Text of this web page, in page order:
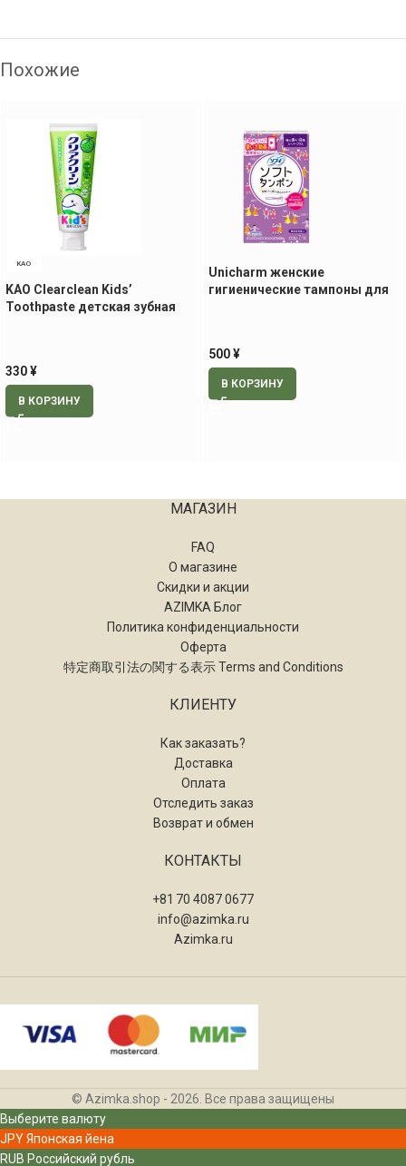
Похожие
KAO
KAO Clearclean Kids’
Toothpaste детская зубная
330¥
В КОРЗИНУ
Unicharm женские
гигиенические тампоны для
500¥
В КОРЗИНУ
МАГАЗИН
FAQ
О магазине
Скидки и акции
AZIMKA Блог
Политика конфиденциальности
Оферта
特定商取引法の関する表示 Terms and Conditions
КЛИЕНТУ
Как заказать?
Доставка
Оплата
Отследить заказ
Возврат и обмен
КОНТАКТЫ
+81 70 4087 0677
info@azimka.ru
Azimka.ru
© Azimka.shop - 2026. Все права защищены
Выберите валюту
JPYЯпонская йена
RUB Российский рубль